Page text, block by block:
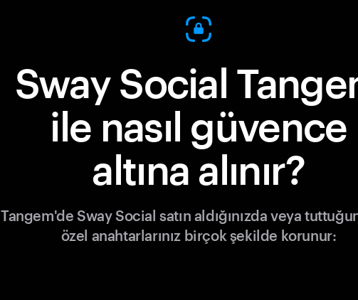
Sway Social
ile nasıl güvence
altına alınır?
Tangem'de Sway Social satın aldığınızda veya
özel anahtarlarınız birçok şekilde korunur: